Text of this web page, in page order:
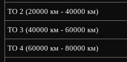
ТО 2 (20000 км - 40000 км)
ТО 3 (40000 км - 60000 км)
ТО 4 (60000 км - 80000 км)